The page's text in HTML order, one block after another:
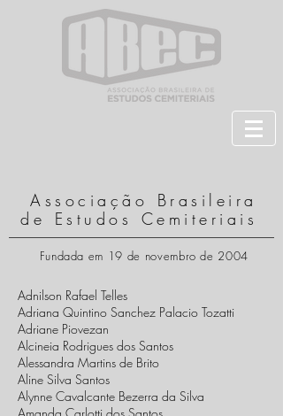
Associação Brasileira
de Estudos Cemiteriais
Fundada em 19 de novembro de 2004
Adnilson Rafael Telles
Adriana Quintino Sanchez Palacio Tozatti
Adriane Piovezan
Alcineia Rodrigues dos Santos
Alessandra Martins de Brito
Aline Silva Santos
Alynne Cavalcante Bezerra da Silva